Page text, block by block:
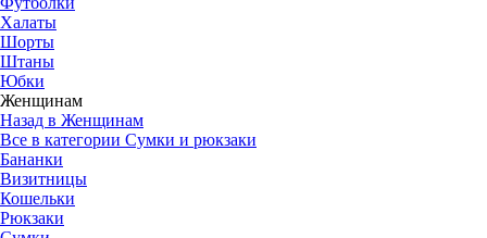
Халаты
Шорты
Штаны
Юбки
Женщинам
Назад в Женщинам
Все в категории Сумки и рюкзаки
Бананки
Визитницы
Кошельки
Рюкзаки